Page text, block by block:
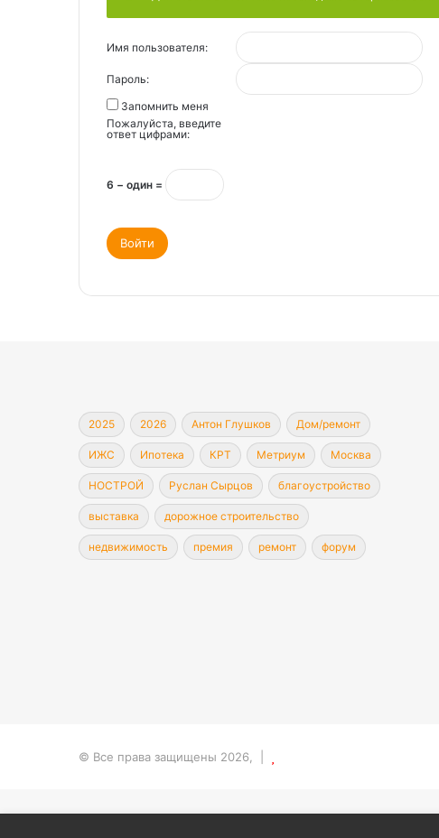
Имя пользователя:
Пароль:
Запомнить меня
Пожалуйста, введите
ответ цифрами:
6 − один =
Войти
2025 2026 Антон Глушков Дом/ремонт
ИЖС Ипотека КРТ Метриум Москва
НОСТРОЙ Руслан Сырцов благоустройство
выставка дорожное строительство
недвижимость премия ремонт форум
© Все права защищены 2026, |